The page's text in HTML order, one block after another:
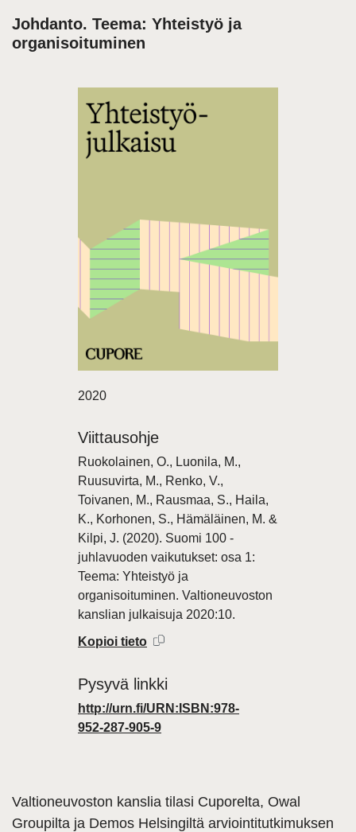
Johdanto. Teema: Yhteistyö ja
organisoituminen
2020
Viittausohje
Ruokolainen, O., Luonila, M.,
Ruusuvirta, M., Renko, V.,
Toivanen, M., Rausmaa, S., Haila,
K., Korhonen, S., Hämäläinen, M. &
Kilpi, J. (2020). Suomi 100 -
juhlavuoden vaikutukset: osa 1:
Teema: Yhteistyö ja
organisoituminen. Valtioneuvoston
kanslian julkaisuja 2020:10.
Kopioi tieto
Pysyvä linkki
http://urn.fi/URN:ISBN:978-
952-287-905-9
Valtioneuvoston kanslia tilasi Cuporelta, Owal
Groupilta ja Demos Helsingiltä arviointitutkimuksen